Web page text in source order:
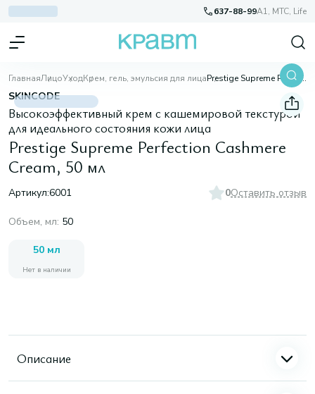
637-88-99A1, МТС, Life
ГлавнаяЛицоУходКрем, гель, эмульсия для лица Prestige Supreme Perfection Cashmere Cream, 50 мл
SKINCODE
Высокоэффективный крем с кашемировой текстурой
для идеального состояния кожи лица
Prestige Supreme Perfection Cashmere
Cream, 50 мл
Артикул:6001 0Оставить отзыв
Объем, мл: 50
50 мл
Нет в наличии
Описание